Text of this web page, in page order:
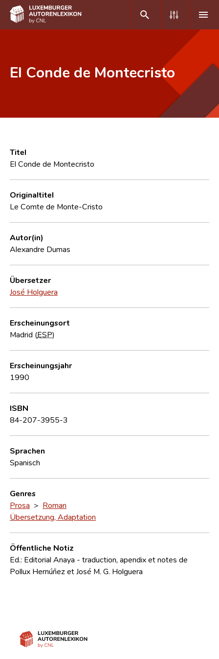
Häufige Fragen und Antworten
CNL
Forschungsgruppe
Kontakt
El Conde de Montecristo
Titel
El Conde de Montecristo
Originaltitel
Le Comte de Monte-Cristo
Autor(in)
Alexandre Dumas
Übersetzer
José Holguera
Erscheinungsort
Madrid (ESP)
Erscheinungsjahr
1990
ISBN
84-207-3955-3
Sprachen
Spanisch
Genres
Prosa > Roman
Übersetzung, Adaptation
Öffentliche Notiz
Ed.: Editorial Anaya - traduction, apendix et notes de
Pollux Hernúñez et José M. G. Holguera